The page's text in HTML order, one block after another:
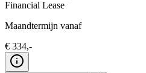
Financial Lease
Maandtermijn vanaf
€ 334,-